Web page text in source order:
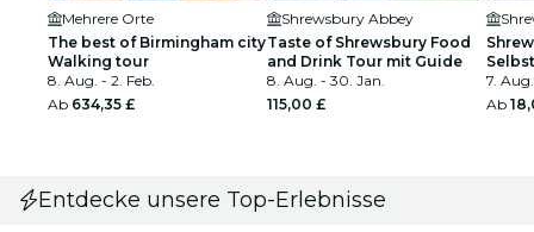
Mehrere Orte
The best of Birmingham city
Walking tour
8. Aug. - 2. Feb.
Ab 634,35 £
Shrewsbury Abbey
Taste of Shrewsbury Food
and Drink Tour mit Guide
8. Aug. - 30. Jan.
115,00 £
7.
Ab
Entdecke unsere Top-Erlebnisse